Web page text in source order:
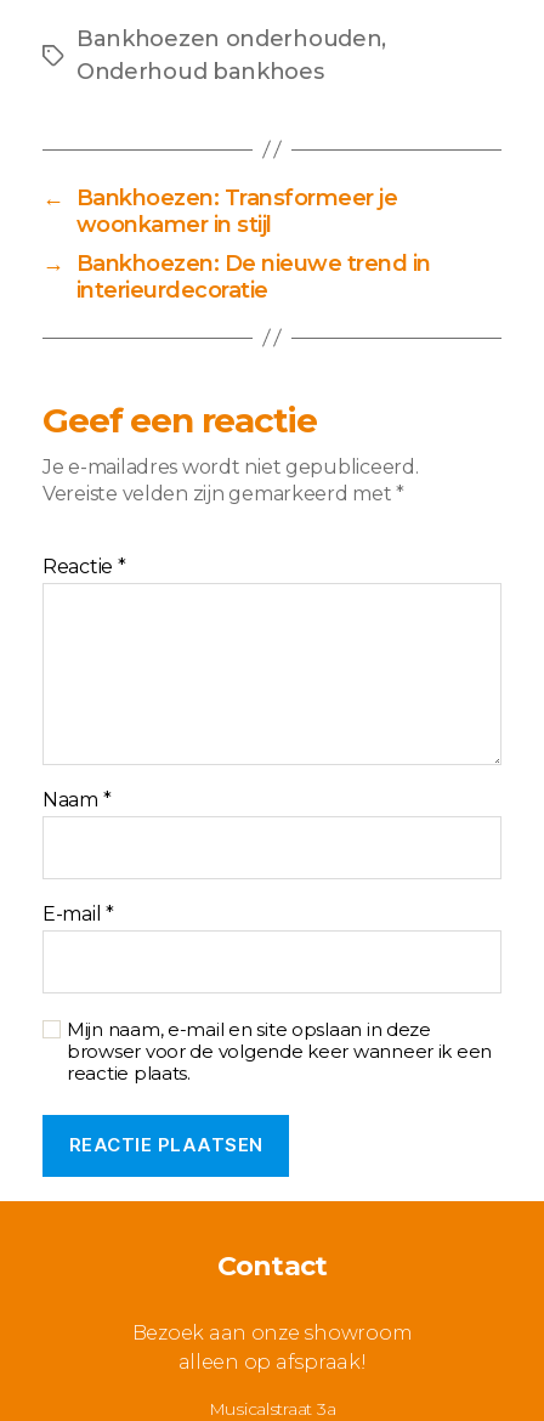
€ 89,95
Tags
Bankhoezen onderhouden,
Onderhoud bankhoes
←
Bankhoezen: Transformeer je
woonkamer in stijl
→
Bankhoezen: De nieuwe trend in
interieurdecoratie
Geef een reactie
Je e-mailadres wordt niet gepubliceerd.
Vereiste velden zijn gemarkeerd met*
Reactie *
Naam *
E-mail*
Mijn naam, e-mail en site opslaan in deze
browser voor de volgende keer wanneer ik een
reactie plaats.
Contact
Bezoek aan onze showroom
alleen op afspraak!
Musicalstraat 3a